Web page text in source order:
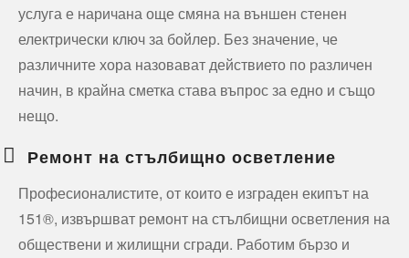
услуга е наричана още смяна на външен стенен
електрически ключ за бойлер. Без значение, че
различните хора назовават действието по различен
начин, в крайна сметка става въпрос за едно и също
нещо.
Ремонт на стълбищно осветление
Професионалистите, от които е изграден екипът на
151®, извършват ремонт на стълбищни осветления на
обществени и жилищни сгради. Работим бързо и